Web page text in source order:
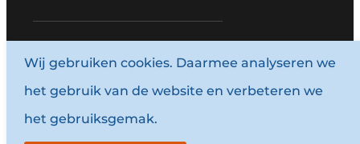
www.louwersmediagroep.com
© 1987 - 2026 Louwersmediagroep.
Algemene voorwaarden
Wij gebruiken cookies. Daarmee analyseren we
het gebruik van de website en verbeteren we
het gebruiksgemak.